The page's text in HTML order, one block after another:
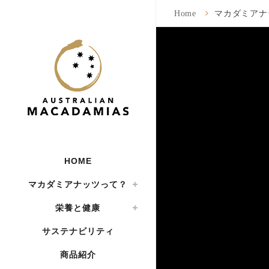
HOME
マカダミアナッツって？
栄養と健康
サステナビリティ
商品紹介
Home マカダミア